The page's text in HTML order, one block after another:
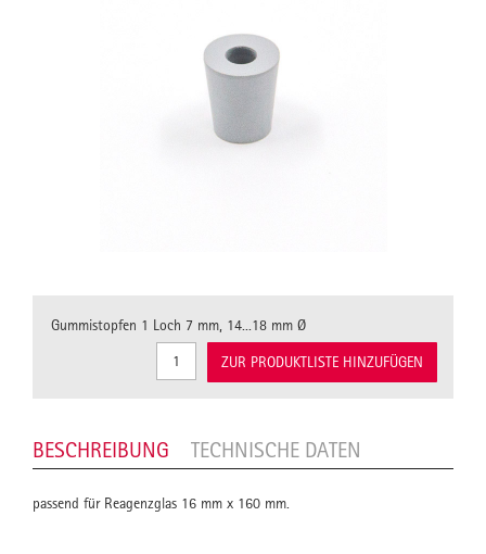
Gummistopfen 1 Loch 7 mm, 14...18 mm Ø
ZUR PRODUKTLISTE HINZUFÜGEN
BESCHREIBUNG TECHNISCHE DATEN
passend für Reagenzglas 16 mm x 160 mm.